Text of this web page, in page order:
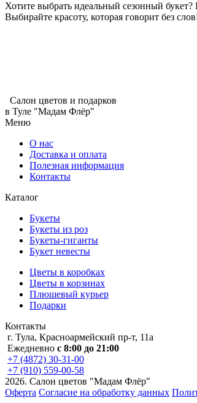
Хотите выбрать идеальный сезонный
Выбирайте красоту, которая говорит без
Салон цветов и подарков
в Туле "Мадам Флёр"
Меню
О нас
Доставка и оплата
Полезная информация
Контакты
Каталог
Букеты
Букеты из роз
Букеты-гиганты
Букет невесты
Цветы в коробках
Цветы в корзинах
Плюшевый курьер
Подарки
Контакты
г. Тула, Красноармейский пр-т, 11а
Ежедневно с 8:00 до 21:00
+7 (4872) 30-31-00
+7 (910) 559-00-58
2026. Салон цветов "Мадам Флёр"
Оферта Согласие на обработку данных